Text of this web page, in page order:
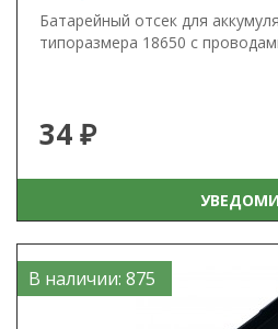
Батарейный отсек для
типоразмера 18650 с
34 ₽
В наличии: 875